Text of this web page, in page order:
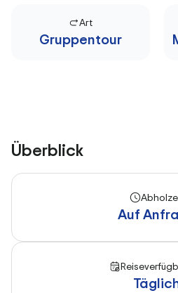
Art
Gruppentour
Überblick
Auf